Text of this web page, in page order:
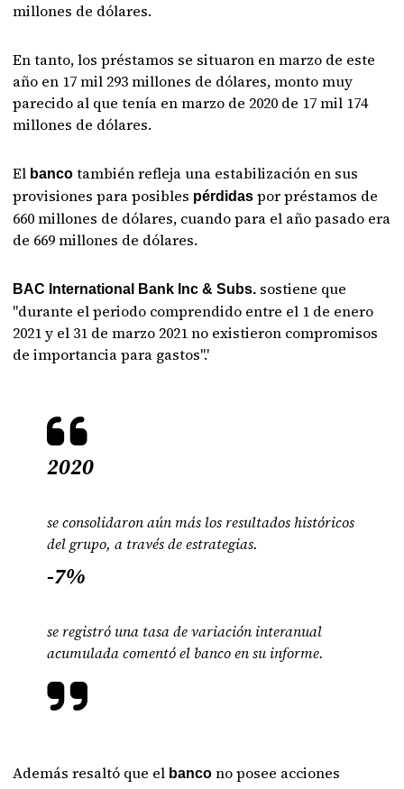
millones de dólares.
En tanto, los préstamos se situaron en marzo de este
año en 17 mil 293 millones de dólares, monto muy
parecido al que tenía en marzo de 2020 de 17 mil 174
millones de dólares.
El banco también refleja una estabilización en sus
provisiones para posibles pérdidaspor préstamos de
660 millones de dólares, cuando para el año pasado era
de 669 millones de dólares.
BAC International Bank Inc & Subs. sostiene que
"durante el periodo comprendido entre el 1 de enero
2021 y el 31 de marzo 2021 no existieron compromisos
de importancia para gastos".'
2020
se consolidaron aún más los resultados históricos
del grupo, a través de estrategias.
-7%
se registró una tasa de variación interanual
acumulada comentó el banco en su informe.
Además resaltó que el banco no posee acciones